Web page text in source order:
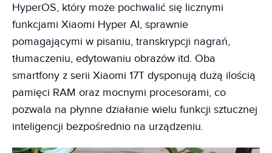
HyperOS, który może pochwalić się licznymi
funkcjami Xiaomi Hyper AI, sprawnie
pomagającymi w pisaniu, transkrypcji nagrań,
tłumaczeniu, edytowaniu obrazów itd. Oba
smartfony z serii Xiaomi 17T dysponują dużą ilością
pamięci RAM oraz mocnymi procesorami, co
pozwala na płynne działanie wielu funkcji sztucznej
inteligencji bezpośrednio na urządzeniu.